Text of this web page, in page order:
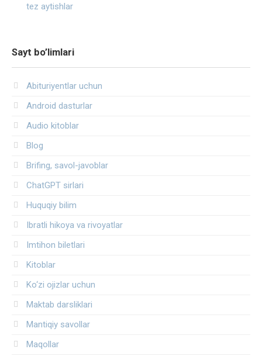
tez aytishlar
Sayt bo’limlari
Abituriyentlar uchun
Android dasturlar
Audio kitoblar
Blog
Brifing, savol-javoblar
ChatGPT sirlari
Huquqiy bilim
Ibratli hikoya va rivoyatlar
Imtihon biletlari
Kitoblar
Ko‘zi ojizlar uchun
Maktab darsliklari
Mantiqiy savollar
Maqollar